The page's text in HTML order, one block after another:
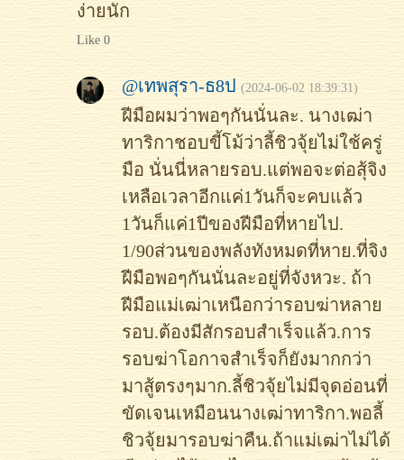
ง่ายนัก
Like 0
@เทพสุรา-ธ8ป (2024-06-02 18:39:31)
ฝีมือผมว่าพอๆกันนั่นละ. นางเฒ่า
ทาริกาชอบขี้โม้ว่าลี้ชิวจุ้ยไม่ใช้ครู่
มือ นั่นนี่หลายรอบ.แต่พอจะต่อสุ้จิง
เหลือเวลาอีกแค่1วันก็จะคบแล้ว
1วันก็แค่1ปีของฝีมือที่หายไป.
1/90ส่วนของพลังทังหมดที่หาย.ที่จิง
ฝีมือพอๆกันนั่นละอยู่ที่จังหวะ. ถ้า
ฝีมือแม่เฒ่าเหนือกว่ารอบฆ่าหลาย
รอบ.ต้องมีสักรอบสำเร็จแล้ว.การ
รอบฆ่าโอกาจสำเร็จก็ยังมากกว่า
มาสู้ตรงๆมาก.ลี้ชิวจุ้ยไม่มีจุดอ่อนที่
ขัดเจนเหมือนนางเฒ่าทาริกา.พอลี้
ชิวจุ้ยมารอบฆ่าคืน.ถ้าแม่เฒ่าไม่ได้